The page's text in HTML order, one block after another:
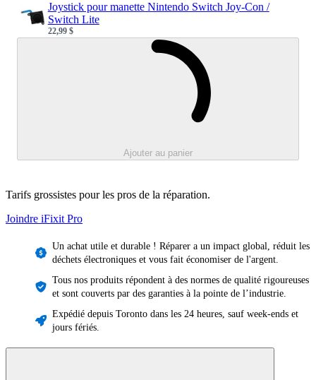
Joystick pour manette Nintendo Switch Joy-Con /
Switch Lite
Sale price
22,99 $
Ajouter au panier
Tarifs grossistes pour les pros de la réparation.
Joindre iFixit Pro
Un achat utile et durable ! Réparer a un impact global, réduit les
déchets électroniques et vous fait économiser de l'argent.
Tous nos produits répondent à des normes de qualité rigoureuses
et sont couverts par des garanties à la pointe de l’industrie.
Expédié depuis Toronto dans les 24 heures, sauf week-ends et
jours fériés.